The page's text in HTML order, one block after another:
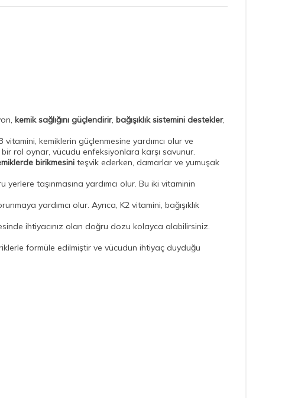
kemik sağlığını güçlendirir, bağışıklık sistemini destekler,
kemiklerin güçlenmesine yardımcı olur ve
rol oynar, vücudu enfeksiyonlara karşı savunur.
birikmesini teşvik ederken, damarlar ve yumuşak
yerlere taşınmasına yardımcı olur. Bu iki vitaminin
yardımcı olur. Ayrıca, K2 vitamini, bağışıklık
ihtiyacınız olan doğru dozu kolayca alabilirsiniz.
formüle edilmiştir ve vücudun ihtiyaç duyduğu